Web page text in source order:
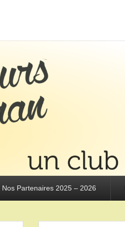
Nos Partenaires 2025 – 2026